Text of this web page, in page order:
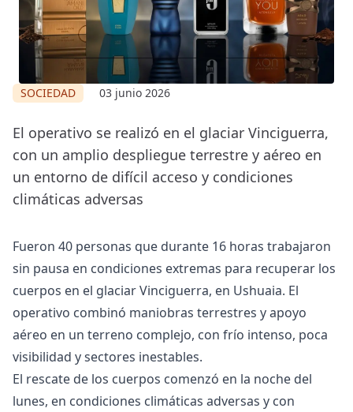
SOCIEDAD 03 junio 2026
El operativo se realizó en el glaciar Vinciguerra,
con un amplio despliegue terrestre y aéreo en
un entorno de difícil acceso y condiciones
climáticas adversas
Fueron 40 personas que durante 16 horas trabajaron
sin pausa en condiciones extremas para recuperar los
cuerpos en el glaciar Vinciguerra, en Ushuaia. El
operativo combinó maniobras terrestres y apoyo
aéreo en un terreno complejo, con frío intenso, poca
visibilidad y sectores inestables.
El rescate de los cuerpos comenzó en la noche del
lunes, en condiciones climáticas adversas y con